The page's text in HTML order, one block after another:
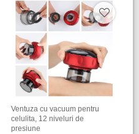
Ventuza cu vacuum pentru
celulita, 12 niveluri de
presiune